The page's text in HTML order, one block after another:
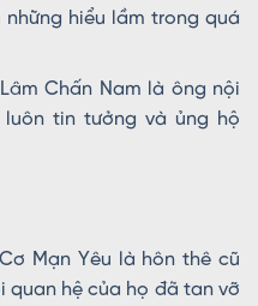
hiểu lầm trong quá
Chấn Nam là ông nội
tin tưởng và ủng hộ
Mạn Yêu là hôn thê cũ
quan hệ của họ đã tan vỡ